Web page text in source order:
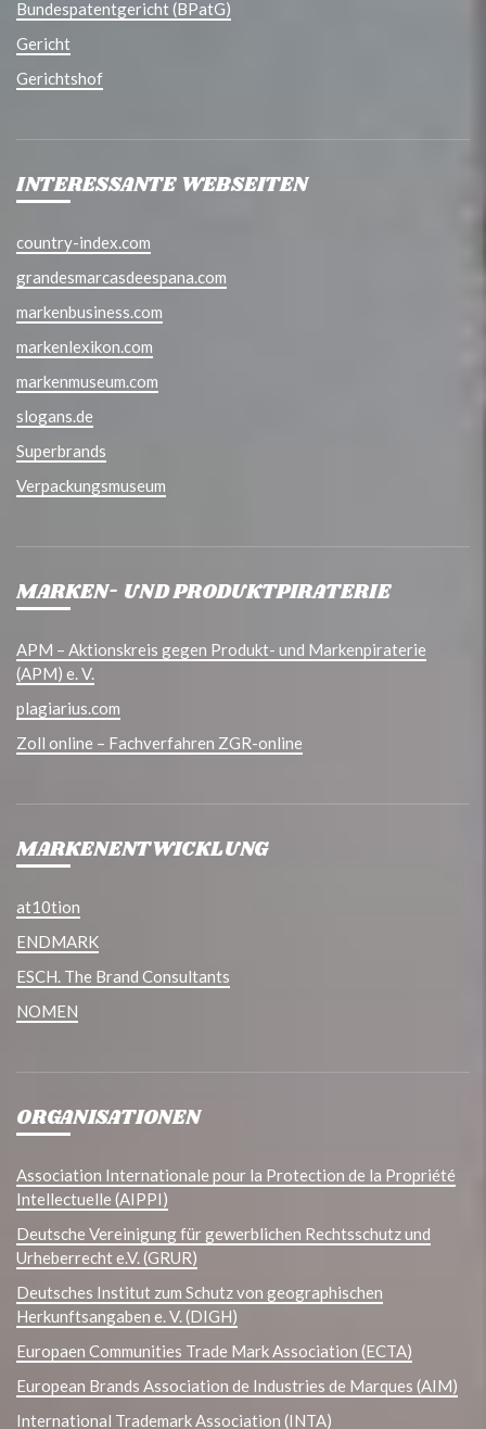
Bundespatentgericht (BPatG)
Gericht
Gerichtshof
INTERESSANTE WEBSEITEN
country-index.com
grandesmarcasdeespana.com
markenbusiness.com
markenlexikon.com
markenmuseum.com
slogans.de
Superbrands
Verpackungsmuseum
MARKEN- UND PRODUKTPIRATERIE
APM – Aktionskreis gegen Produkt- und Markenpiraterie
(APM) e. V.
plagiarius.com
Zoll online – Fachverfahren ZGR-online
MARKENENTWICKLUNG
at10tion
ENDMARK
ESCH. The Brand Consultants
NOMEN
ORGANISATIONEN
Association Internationale pour la Protection de la Propriété
Intellectuelle (AIPPI)
Deutsche Vereinigung für gewerblichen Rechtsschutz und
Urheberrecht e.V. (GRUR)
Deutsches Institut zum Schutz von geographischen
Herkunftsangaben e. V. (DIGH)
Europaen Communities Trade Mark Association (ECTA)
European Brands Association de Industries de Marques (AIM)
International Trademark Association (INTA)